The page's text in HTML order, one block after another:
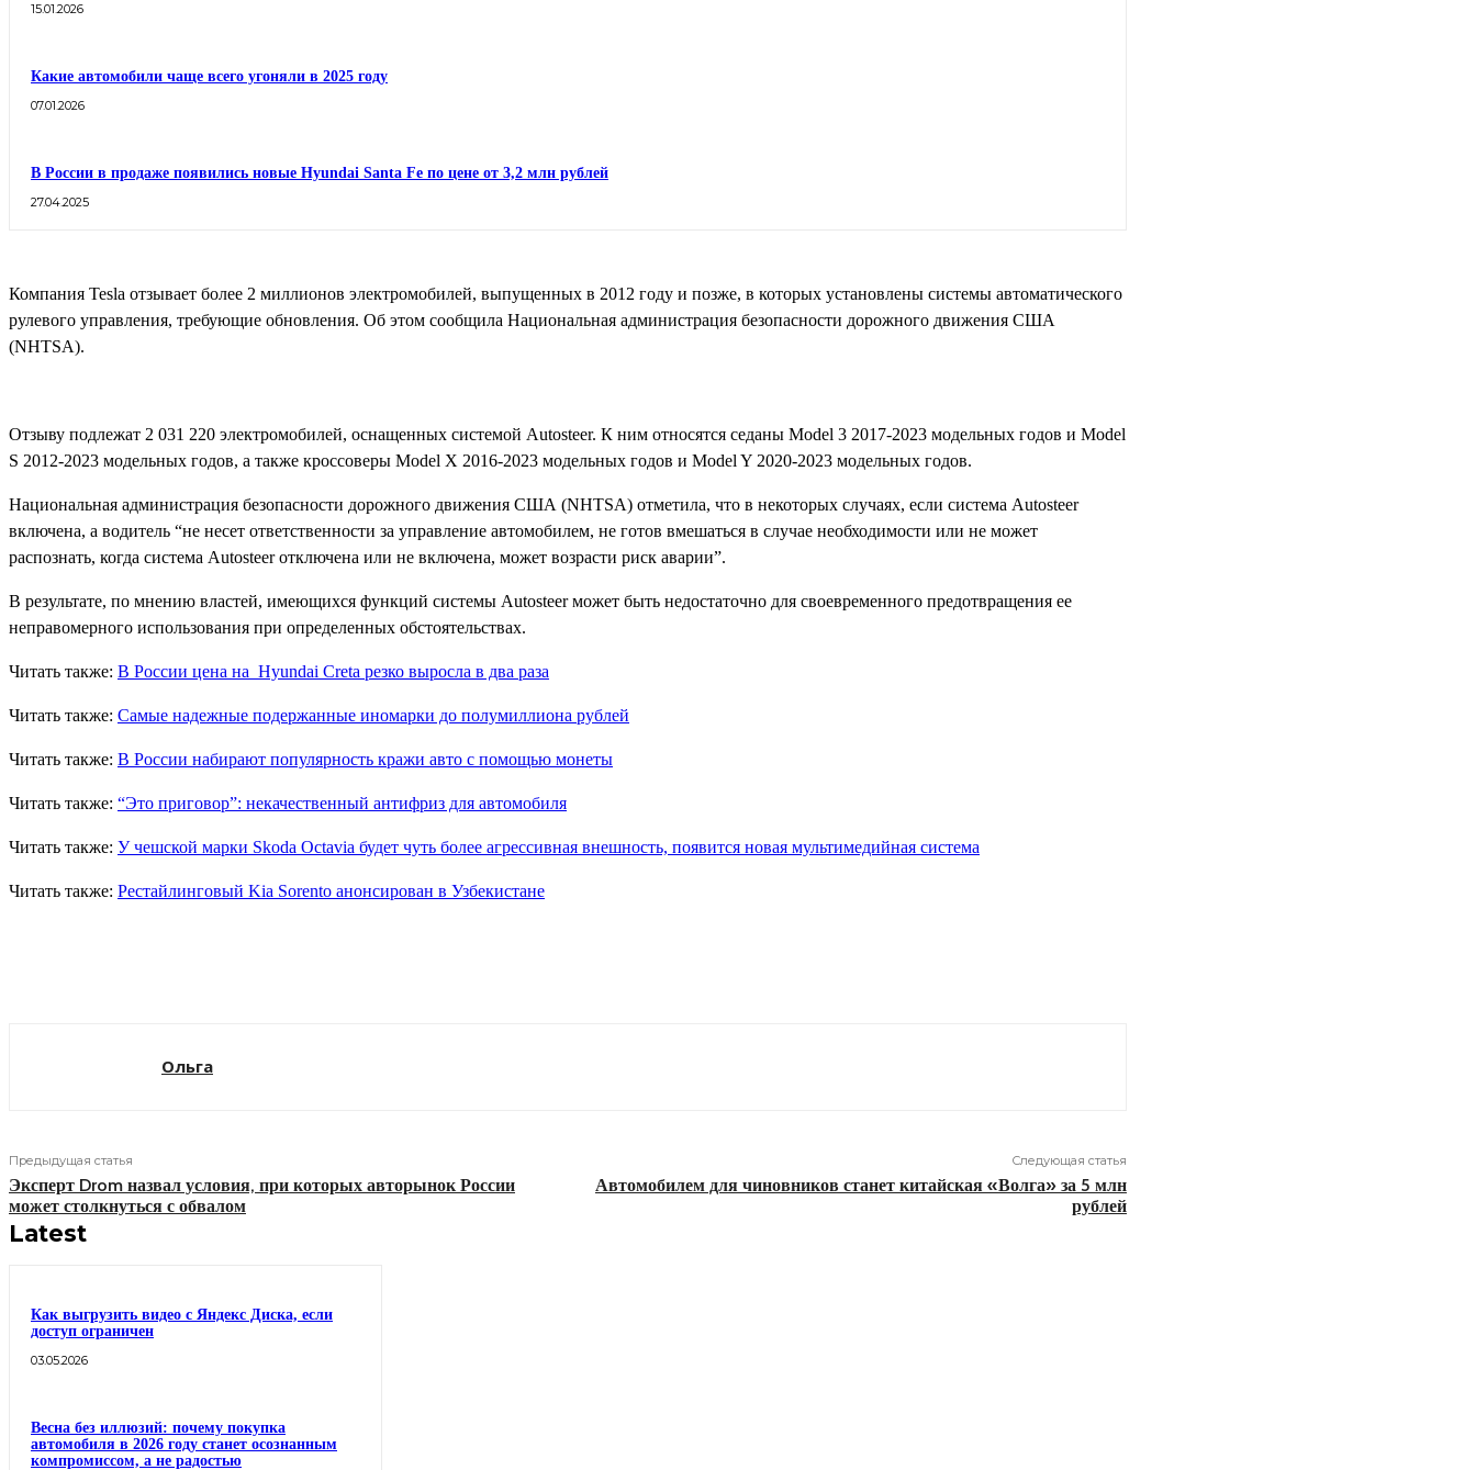
15.01.2026
Какие автомобили чаще всего угоняли в 2025 году
07.01.2026
В России в продаже появились новые Hyundai Santa Fe по цене от 3,2 млн рублей
27.04.2025
Компания Tesla отзывает более 2 миллионов электромобилей, выпущенных в 2012 году и позже, в которых установлены системы автоматического
рулевого управления, требующие обновления. Об этом сообщила Национальная администрация безопасности дорожного движения США
(NHTSA).
Отзыву подлежат 2 031 220 электромобилей, оснащенных системой Autosteer. К ним относятся седаны Model 3 2017-2023 модельных годов и Model
S 2012-2023 модельных годов, а также кроссоверы Model X 2016-2023 модельных годов и Model Y 2020-2023 модельных годов.
Национальная администрация безопасности дорожного движения США (NHTSA) отметила, что в некоторых случаях, если система Autosteer
включена, а водитель “не несет ответственности за управление автомобилем, не готов вмешаться в случае необходимости или не может
распознать, когда система Autosteer отключена или не включена, может возрасти риск аварии”.
В результате, по мнению властей, имеющихся функций системы Autosteer может быть недостаточно для своевременного предотвращения ее
неправомерного использования при определенных обстоятельствах.
Читать также: В России цена на Hyundai Creta резко выросла в два раза
Читать также: Самые надежные подержанные иномарки до полумиллиона рублей
Читать также: В России набирают популярность кражи авто с помощью монеты
Читать также: “Это приговор”: некачественный антифриз для автомобиля
Читать также: У чешской марки Skoda Octavia будет чуть более агрессивная внешность, появится новая мультимедийная система
Читать также: Рестайлинговый Kia Sorento анонсирован в Узбекистане
Ольга
Предыдущая статья
Эксперт Drom назвал условия, при которых авторынок России
может столкнуться с обвалом
Следующая статья
Автомобилем для чиновников станет китайская «Волга» за 5 млн
рублей
Latest
Как выгрузить видео с Яндекс Диска, если
доступ ограничен
03.05.2026
Весна без иллюзий: почему покупка
автомобиля в 2026 году станет осознанным
компромиссом, а не радостью